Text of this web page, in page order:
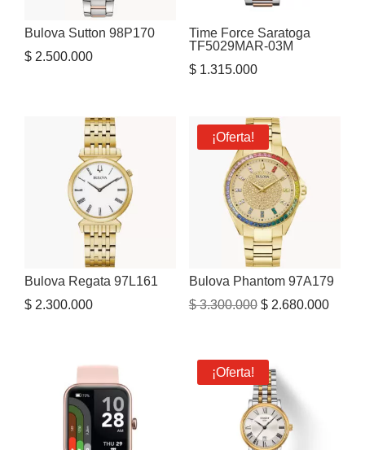
Bulova Sutton 98P170
$ 2.500.000
Time Force Saratoga
TF5029MAR-03M
$1.315.000
Bulova Regata 97L161
$ 2.300.000
¡Oferta!
Bulova Phantom 97A179
$3.300.000 El
era:
$ 3.300.000.
$2.680.000El
¡Oferta!